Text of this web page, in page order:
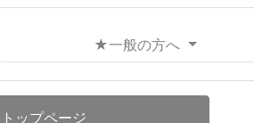
★一般の方へ
トップページ